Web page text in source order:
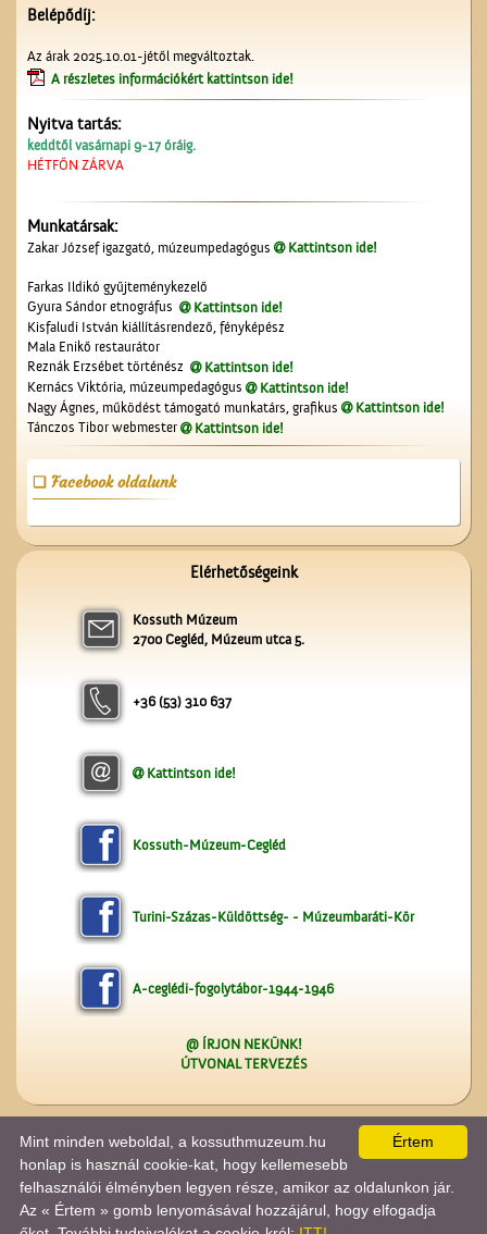
Cegléd a magasból
Kossuth Lajos portréja
Belépődíj:
Az árak 2025.10.01-jétől megváltoztak.
A részletes információkért kattintson ide!
Nyitva tartás:
keddtől vasárnapi 9-17 óráig.
HÉTFŐN ZÁRVA
Munkatársak:
Zakar József igazgató, múzeumpedagógus Kattintson ide!
Farkas Ildikó gyűjteménykezelő
Gyura Sándor etnográfus
Kattintson ide!
Kisfaludi István kiállításrendező, fényképész
Mala Enikő restaurátor
Reznák Erzsébet történész
Kattintson ide!
Kernács Viktória, múzeumpedagógus
Kattintson ide!
Nagy Ágnes, működést támogató munkatárs, grafikus
Kattintson ide!
Tánczos Tibor webmester
Kattintson ide!
Facebook oldalunk
Elérhetőségeink
Kossuth Múzeum
2700 Cegléd, Múzeum utca 5.
+36 (53) 310 637
Kattintson ide!
Kossuth-Múzeum-Cegléd
Turini-Százas-Küldöttség- - Múzeumbaráti-Kör
A-ceglédi-fogolytábor-1944-1946
@ ÍRJON NEKÜNK!
ÚTVONAL TERVEZÉS
A lap0.045másodperc alatt készült el. |Copyright 2026 © kossuthmuzeum.hu, design by:
IMPRESSZUM
A látogatók száma 2020.12.1-jétől:2286874| Ebben a hónapban:14969
1| Statisztika

Értem
Mint minden weboldal, a kossuthmuzeum.hu
honlap is használ cookie-kat, hogy kellemesebb
felhasználói élményben legyen része, amikor az oldalunkon jár.
Az « Értem » gomb lenyomásával hozzájárul, hogy elfogadja